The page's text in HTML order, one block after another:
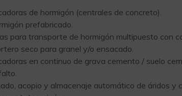
de hormigón (centrales de concreto).
prefabricado.
para transporte de hormigón multipuesto con
seco para granel y/o ensacado.
en continuo de grava cemento / suelo
acopio y almacenaje automático de áridos y